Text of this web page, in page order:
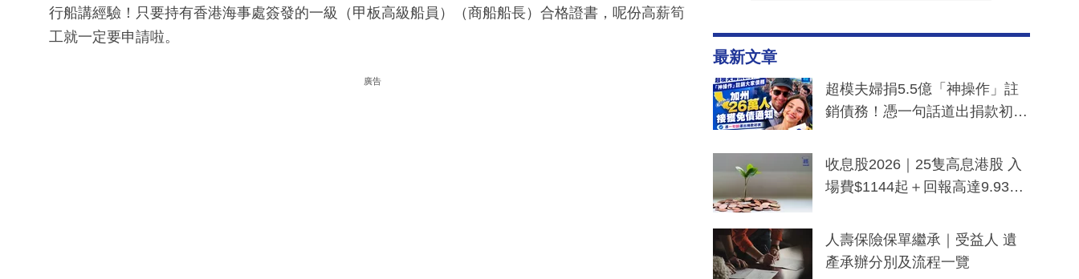
行船講經驗！只要持有香港海事處簽發的一級（甲板高級船員）（商船船長）合格證書，呢份高薪筍
工就一定要申請啦。
廣告
最新文章
超模夫婦捐5.5億「神操作」註
銷債務！憑一句話道出捐款初
一度被誤當詐騙手段
收息股2026｜25隻高息港股 入
場費$1144起＋回報高達9.93
人壽保險保單繼承｜受益人 遺
產承辦分別及流程一覽